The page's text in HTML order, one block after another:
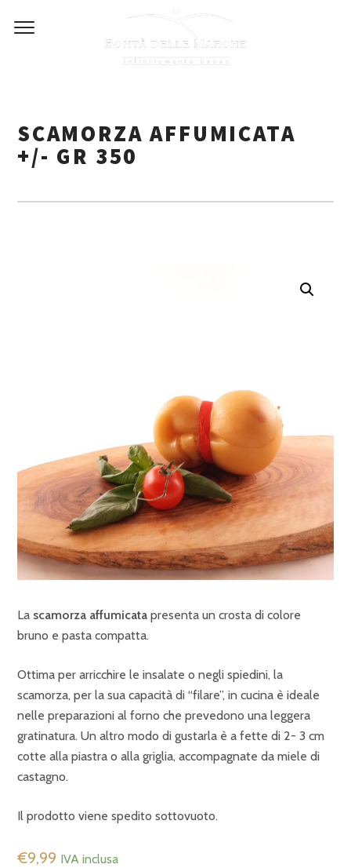
SCAMORZA AFFUMICATA
+/- GR 350
La scamorza affumicata presenta un crosta di colore
bruno e pasta compatta.
Ottima per arricchire le insalate o negli spiedini, la
scamorza, per la sua capacità di “filare”, in cucina è ideale
nelle preparazioni al forno che prevedono una leggera
gratinatura. Un altro modo di gustarla è a fette di 2- 3 cm
cotte alla piastra o alla griglia, accompagnate da miele di
castagno.
Il prodotto viene spedito sottovuoto.
€9,99 IVA inclusa